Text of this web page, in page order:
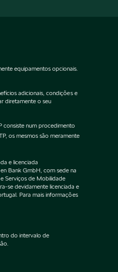
equipamentos opcionais.
adicionais, condições e
diretamente o seu
consiste num procedimento
os mesmos são meramente
e licenciada
Bank GmbH, com sede na
Serviços de Mobilidade
se devidamente licenciada e
Para mais informações
do intervalo de